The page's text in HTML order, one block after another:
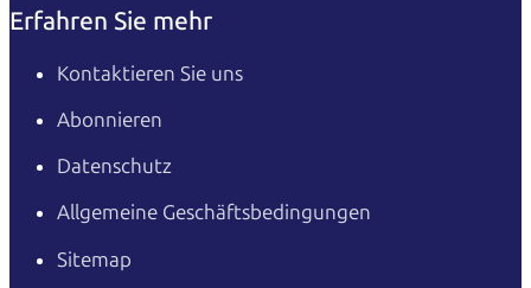
Erfahren Sie mehr
Kontaktieren Sie uns
Abonnieren
Datenschutz
Allgemeine Geschäftsbedingungen
Sitemap